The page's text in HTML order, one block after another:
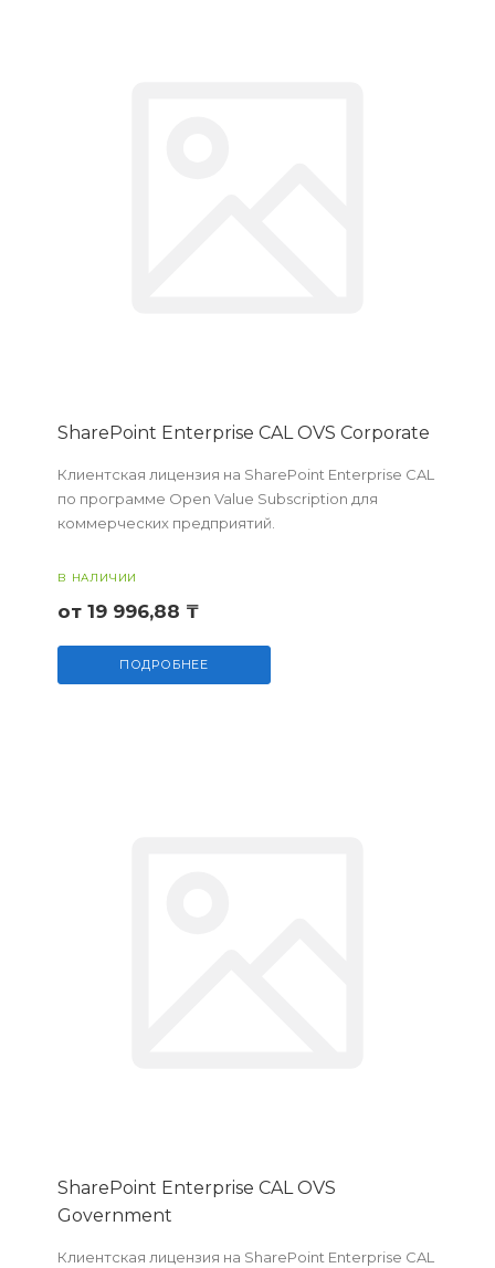
SharePoint Enterprise CAL OVS Corporate
Клиентская лицензия на SharePoint Enterprise CAL
по программе Open Value Subscription для
коммерческих предприятий.
В НАЛИЧИИ
от 19 996,88 ₸
ПОДРОБНЕЕ
SharePoint Enterprise CAL OVS
Government
Клиентская лицензия на SharePoint Enterprise CAL